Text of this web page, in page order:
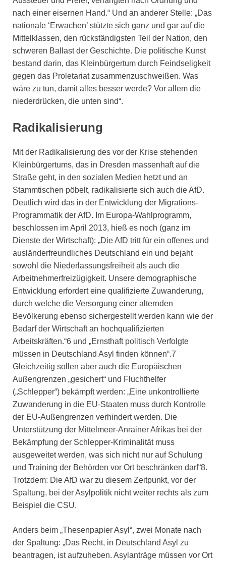
nach einer eisernen Hand.“ Und an anderer Stelle: „Das
nationale ‘Erwachen’ stützte sich ganz und gar auf die
Mittelklassen, den rückständigsten Teil der Nation, den
schweren Ballast der Geschichte. Die politische Kunst
bestand darin, das Kleinbürgertum durch Feindseligkeit
gegen das Proletariat zusammenzuschweißen. Was
wäre zu tun, damit alles besser werde? Vor allem die
niederdrücken, die unten sind“.
Radikalisierung
Mit der Radikalisierung des vor der Krise stehenden
Kleinbürgertums, das in Dresden massenhaft auf die
Straße geht, in den sozialen Medien hetzt und an
Stammtischen pöbelt, radikalisierte sich auch die AfD.
Deutlich wird das in der Entwicklung der Migrations-
Programmatik der AfD. Im Europa-Wahlprogramm,
beschlossen im April 2013, hieß es noch (ganz im
Dienste der Wirtschaft): „Die AfD tritt für ein offenes und
ausländerfreundliches Deutschland ein und bejaht
sowohl die Niederlassungsfreiheit als auch die
Arbeitnehmerfreizügigkeit. Unsere demographische
Entwicklung erfordert eine qualifizierte Zuwanderung,
durch welche die Versorgung einer alternden
Bevölkerung ebenso sichergestellt werden kann wie der
Bedarf der Wirtschaft an hochqualifizierten
Arbeitskräften.“6 und „Ernsthaft politisch Verfolgte
müssen in Deutschland Asyl finden können“.7
Gleichzeitig sollen aber auch die Europäischen
Außengrenzen „gesichert“ und Fluchthelfer
(„Schlepper“) bekämpft werden: „Eine unkontrollierte
Zuwanderung in die EU-Staaten muss durch Kontrolle
der EU-Außengrenzen verhindert werden. Die
Unterstützung der Mittelmeer-Anrainer Afrikas bei der
Bekämpfung der Schlepper-Kriminalität muss
ausgeweitet werden, was sich nicht nur auf Schulung
und Training der Behörden vor Ort beschränken darf“8.
Trotzdem: Die AfD war zu diesem Zeitpunkt, vor der
Spaltung, bei der Asylpolitik nicht weiter rechts als zum
Beispiel die CSU.
Anders beim „Thesenpapier Asyl“, zwei Monate nach
der Spaltung: „Das Recht, in Deutschland Asyl zu
beantragen, ist aufzuheben. Asylanträge müssen vor Ort